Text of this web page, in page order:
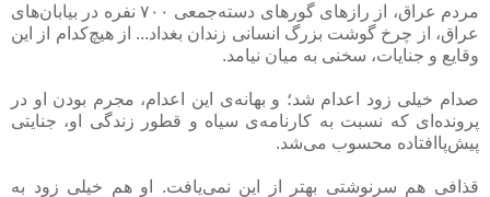
مردم عراق، از رازهای گورهای دسته‌جمعی ۷۰۰ نفره در بیابان‌های
عراق، از چرخ گوشت بزرگ انسانی زندان بغداد... از هیچ‌کدام از این
وقایع و جنایات، سخنی به میان نیامد.
صدام خیلی زود اعدام شد؛ و بهانه‌ی این اعدام، مجرم بودن او در
پرونده‌ای که نسبت به کارنامه‌ی سیاه و قطور زندگی او، جنایتی
پیش‌پاافتاده محسوب می‌شد.
قذافی هم سرنوشتی بهتر از این نمی‌یافت. او هم خیلی زود به